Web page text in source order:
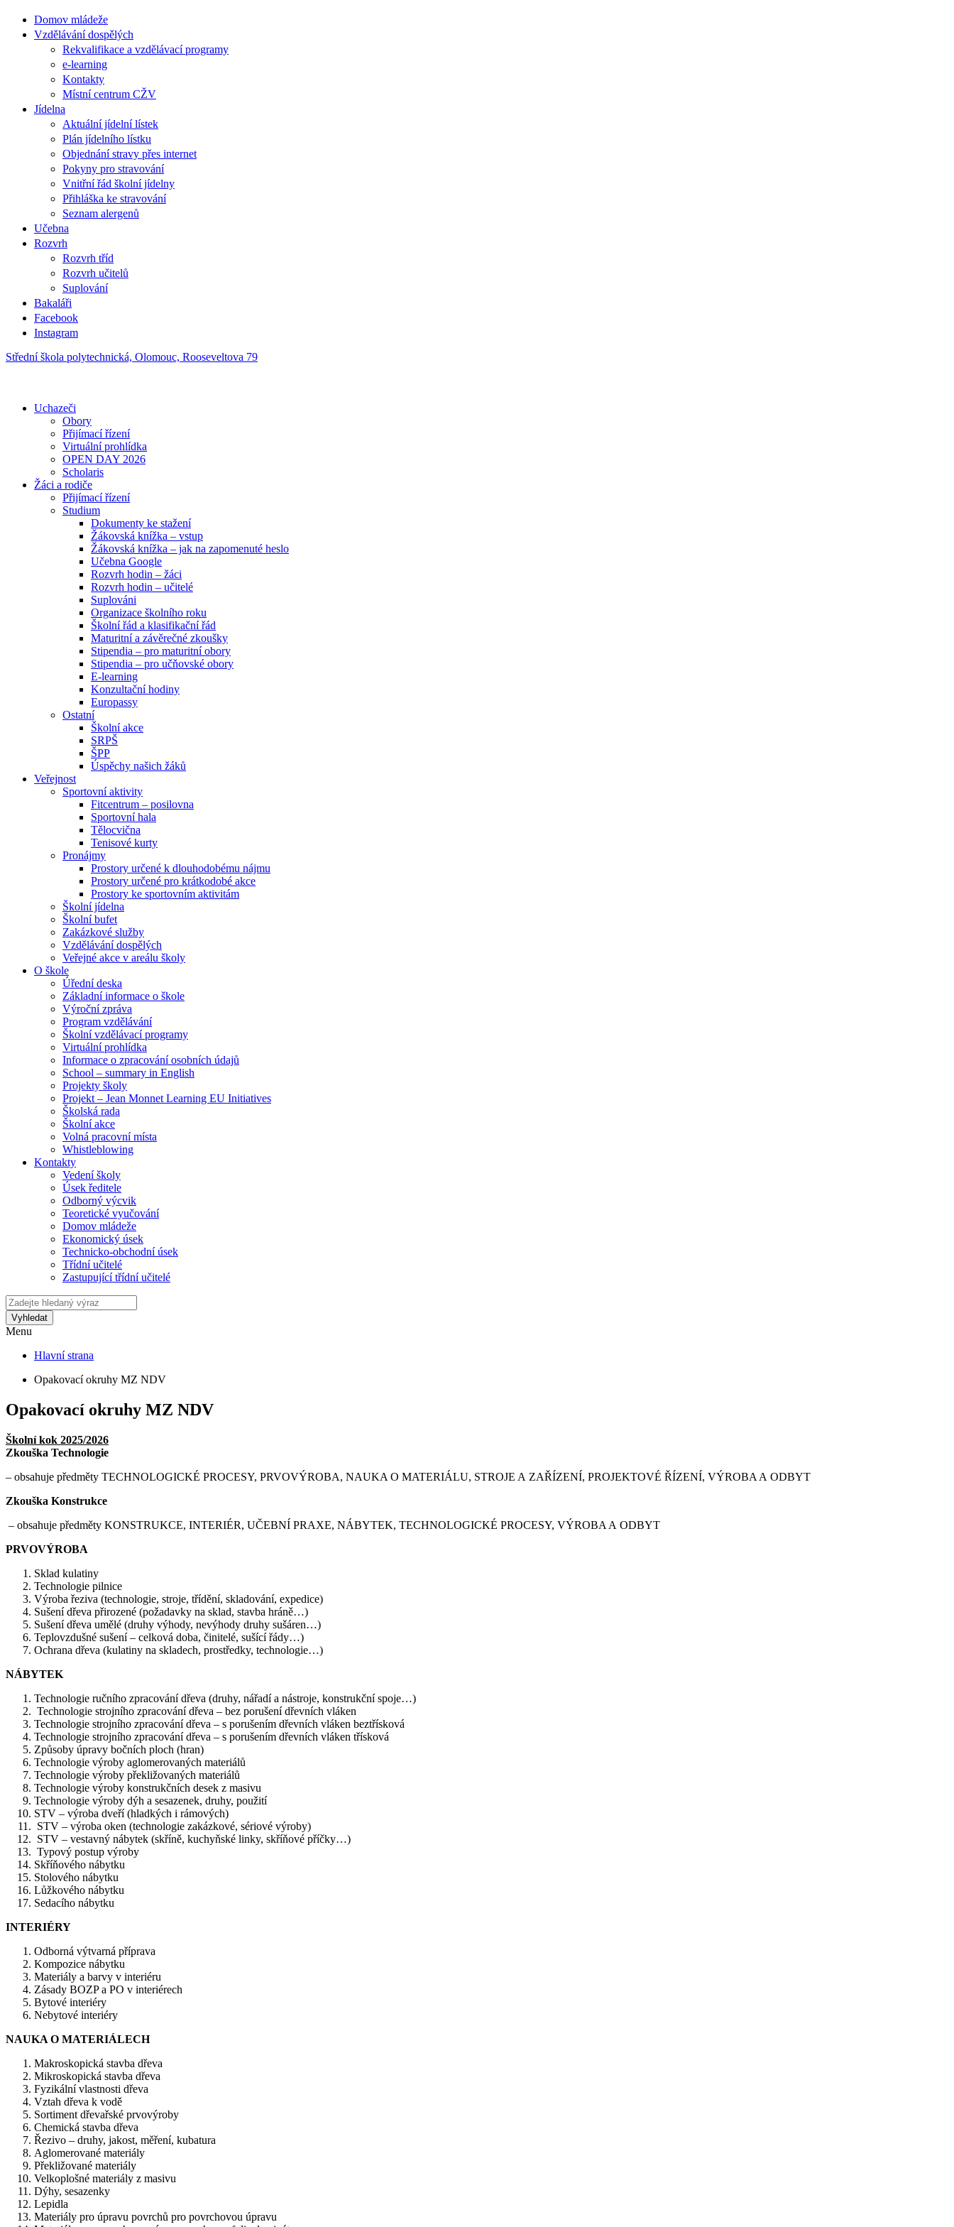
Domov mládeže
Vzdělávání dospělých
Rekvalifikace a vzdělávací programy
e-learning
Kontakty
Místní centrum CŽV
Jídelna
Aktuální jídelní lístek
Plán jídelního lístku
Objednání stravy přes internet
Pokyny pro stravování
Vnitřní řád školní jídelny
Přihláška ke stravování
Seznam alergenů
Učebna
Rozvrh
Rozvrh tříd
Rozvrh učitelů
Suplování
Bakaláři
Facebook
Instagram
Střední škola polytechnická, Olomouc, Rooseveltova 79
Uchazeči
Obory
Přijímací řízení
Virtuální prohlídka
OPEN DAY 2026
Scholaris
Žáci a rodiče
Přijímací řízení
Studium
Dokumenty ke stažení
Žákovská knížka – vstup
Žákovská knížka – jak na zapomenuté heslo
Učebna Google
Rozvrh hodin – žáci
Rozvrh hodin – učitelé
Suplováni
Organizace školního roku
Školní řád a klasifikační řád
Maturitní a závěrečné zkoušky
Stipendia – pro maturitní obory
Stipendia – pro učňovské obory
E-learning
Konzultační hodiny
Europassy
Ostatní
Školní akce
SRPŠ
ŠPP
Úspěchy našich žáků
Veřejnost
Sportovní aktivity
Fitcentrum – posilovna
Sportovní hala
Tělocvična
Tenisové kurty
Pronájmy
Prostory určené k dlouhodobému nájmu
Prostory určené pro krátkodobé akce
Prostory ke sportovním aktivitám
Školní jídelna
Školní bufet
Zakázkové služby
Vzdělávání dospělých
Veřejné akce v areálu školy
O škole
Úřední deska
Základní informace o škole
Výroční zpráva
Program vzdělávání
Školní vzdělávací programy
Virtuální prohlídka
Informace o zpracování osobních údajů
School – summary in English
Projekty školy
Projekt – Jean Monnet Learning EU Initiatives
Školská rada
Školní akce
Volná pracovní místa
Whistleblowing
Kontakty
Vedení školy
Úsek ředitele
Odborný výcvik
Teoretické vyučování
Domov mládeže
Ekonomický úsek
Technicko-obchodní úsek
Třídní učitelé
Zastupující třídní učitelé
Vyhledat
Menu
Hlavní strana
Opakovací okruhy MZ NDV
Opakovací okruhy MZ NDV
Školní kok 2025/2026
Zkouška Technologie
– obsahuje předměty TECHNOLOGICKÉ PROCESY, PRVOVÝROBA, NAUKA O MATERIÁLU, STROJE A ZAŘÍZENÍ, PROJEKTOVÉ ŘÍZENÍ, VÝROBA A ODBYT
Zkouška Konstrukce
– obsahuje předměty KONSTRUKCE, INTERIÉR, UČEBNÍ PRAXE, NÁBYTEK, TECHNOLOGICKÉ PROCESY, VÝROBA A ODBYT
PRVOVÝROBA
Sklad kulatiny
Technologie pilnice
Výroba řeziva (technologie, stroje, třídění, skladování, expedice)
Sušení dřeva přirozené (požadavky na sklad, stavba hráně…)
Sušení dřeva umělé (druhy výhody, nevýhody druhy sušáren…)
Teplovzdušné sušení – celková doba, činitelé, sušící řády…)
Ochrana dřeva (kulatiny na skladech, prostředky, technologie…)
NÁBYTEK
Technologie ručního zpracování dřeva (druhy, nářadí a nástroje, konstrukční spoje…)
Technologie strojního zpracování dřeva – bez porušení dřevních vláken
Technologie strojního zpracování dřeva – s porušením dřevních vláken beztřísková
Technologie strojního zpracování dřeva – s porušením dřevních vláken třísková
Způsoby úpravy bočních ploch (hran)
Technologie výroby aglomerovaných materiálů
Technologie výroby překližovaných materiálů
Technologie výroby konstrukčních desek z masivu
Technologie výroby dýh a sesazenek, druhy, použití
STV – výroba dveří (hladkých i rámových)
STV – výroba oken (technologie zakázkové, sériové výroby)
STV – vestavný nábytek (skříně, kuchyňské linky, skříňové příčky…)
Typový postup výroby
Skříňového nábytku
Stolového nábytku
Lůžkového nábytku
Sedacího nábytku
INTERIÉRY
Odborná výtvarná příprava
Kompozice nábytku
Materiály a barvy v interiéru
Zásady BOZP a PO v interiérech
Bytové interiéry
Nebytové interiéry
NAUKA O MATERIÁLECH
Makroskopická stavba dřeva
Mikroskopická stavba dřeva
Fyzikální vlastnosti dřeva
Vztah dřeva k vodě
Sortiment dřevařské prvovýroby
Chemická stavba dřeva
Řezivo – druhy, jakost, měření, kubatura
Aglomerované materiály
Překližované materiály
Velkoplošné materiály z masivu
Dýhy, sesazenky
Lepidla
Materiály pro úpravu povrchů pro povrchovou úpravu